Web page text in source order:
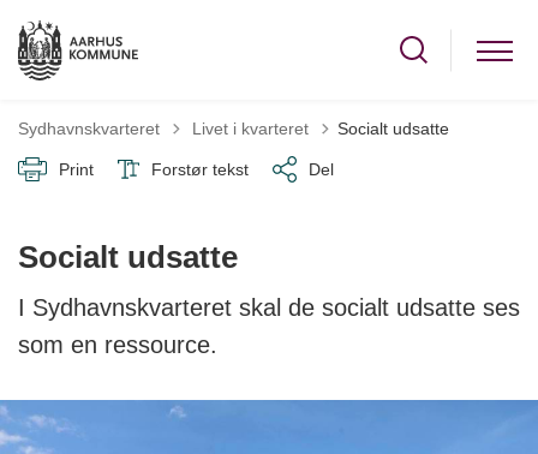
Sydhavnskvarteret Tilbage til
Livet i kvarteret Socialt udsatte
Print Forstør tekst Del
Socialt udsatte
I Sydhavnskvarteret skal de socialt udsatte ses
som en ressource.